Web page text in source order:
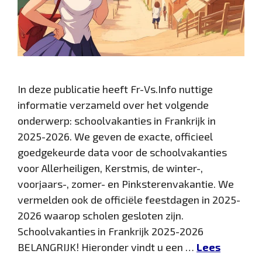
In deze publicatie heeft Fr-Vs.Info nuttige
informatie verzameld over het volgende
onderwerp: schoolvakanties in Frankrijk in
2025-2026. We geven de exacte, officieel
goedgekeurde data voor de schoolvakanties
voor Allerheiligen, Kerstmis, de winter-,
voorjaars-, zomer- en Pinksterenvakantie. We
vermelden ook de officiële feestdagen in 2025-
2026 waarop scholen gesloten zijn.
Schoolvakanties in Frankrijk 2025-2026
BELANGRIJK! Hieronder vindt u een … Lees